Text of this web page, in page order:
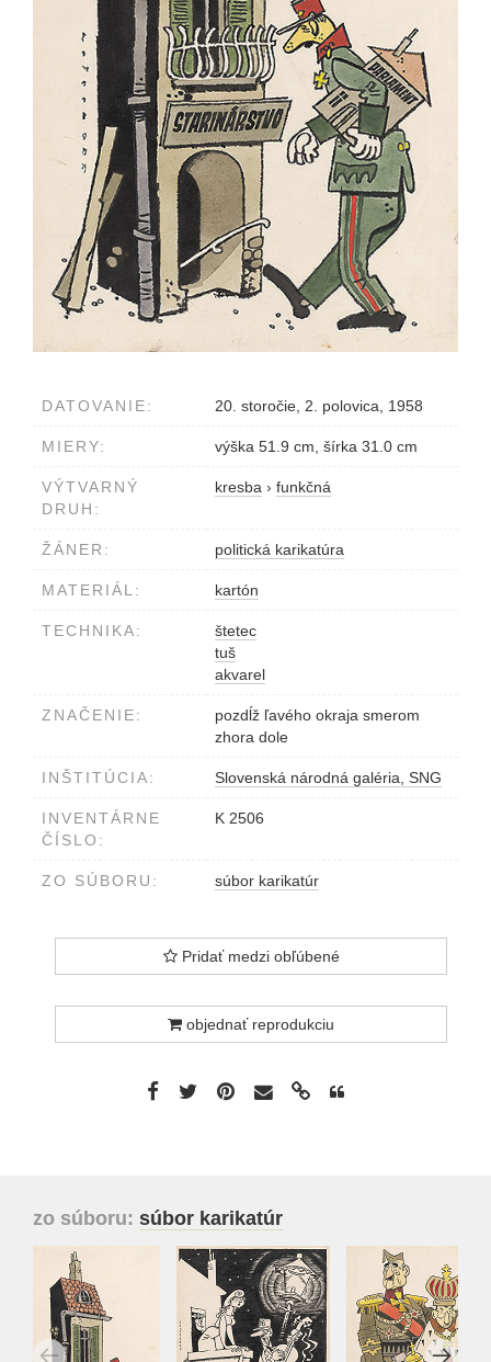
DATOVANIE: 20. storočie, 2. polovica, 1958
MIERY: výška 51.9 cm, šírka 31.0 cm
VÝTVARNÝ
DRUH:
kresba › funkčná
ŽÁNER: politická karikatúra
MATERIÁL: kartón
TECHNIKA:
štetec
tuš
akvarel
ZNAČENIE:
pozdĺž ľavého okraja smerom
zhora dole
INŠTITÚCIA: Slovenská národná galéria, SNG
INVENTÁRNE
ČÍSLO:
K 2506
ZO SÚBORU: súbor karikatúr
Pridať medzi obľúbené
objednať reprodukciu
zo súboru: súbor karikatúr